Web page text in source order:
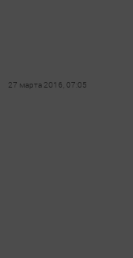
27 марта 2016, 07:05